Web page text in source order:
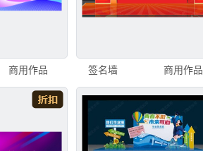
商用作品 签名墙 商用作品